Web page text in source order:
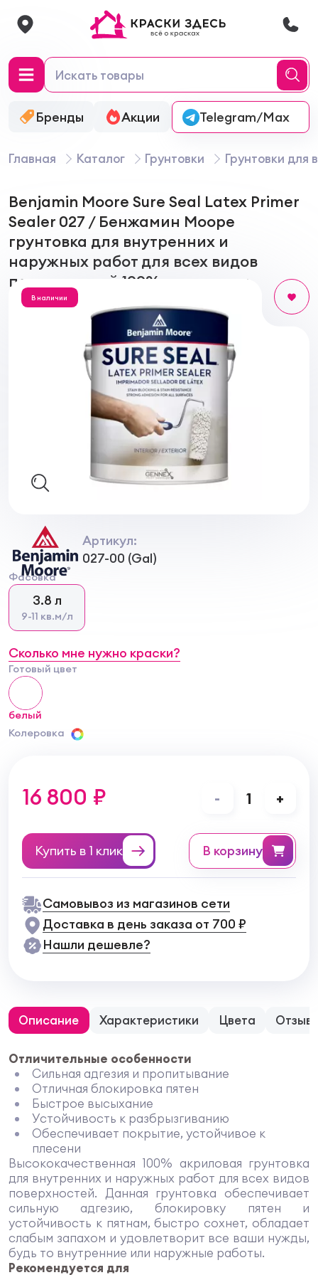
Бренды Акции Онлайн-колеровка
Telegram/Max
Главная Каталог Грунтовки Грунтовки для
Benjamin Moore Sure Seal Latex Primer
Sealer 027 / Бенжамин Мооре
грунтовка для внутренних и
наружных работ для всех видов
поверхностей 100% акриловая
В наличии
Артикул:
027-00 (Gal)
Фасовка
3.8 л
9-11 кв.м/л
Сколько мне нужно краски?
Готовый цвет
белый
Колеровка
16 800 ₽ - 1 +
Купить в 1 клик в корзину
Самовывоз из магазинов сети
Доставка в день заказа от 700 ₽
Нашли дешевле?
Описание Характеристики Цвета
Отличительные особенности
Сильная адгезия и пропитывание
Отличная блокировка пятен
Быстрое высыхание
Устойчивость к разбрызгиванию
Обеспечивает покрытие, устойчивое к
плесени
Высококачественная 100% акриловая грунтовка
для внутренних и наружных работ для всех видов
поверхностей. Данная грунтовка обеспечивает
сильную адгезию, блокировку пятен и
устойчивость к пятнам, быстро сохнет, обладает
слабым запахом и удовлетворит все ваши нужды,
будь то внутренние или наружные работы.
Рекомендуется для